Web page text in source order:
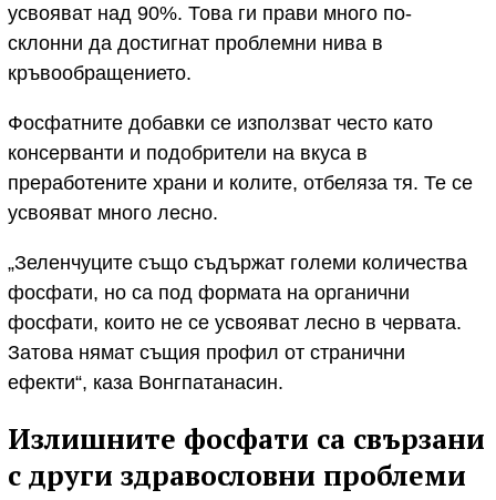
усвояват над 90%. Това ги прави много по-
склонни да достигнат проблемни нива в
кръвообращението.
Фосфатните добавки се използват често като
консерванти и подобрители на вкуса в
преработените храни и колите, отбеляза тя. Те се
усвояват много лесно.
„Зеленчуците също съдържат големи количества
фосфати, но са под формата на органични
фосфати, които не се усвояват лесно в червата.
Затова нямат същия профил от странични
ефекти“, каза Вонгпатанасин.
Излишните фосфати са свързани
с други здравословни проблеми